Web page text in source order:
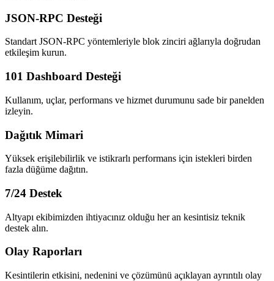
JSON-RPC Desteği
Standart JSON-RPC yöntemleriyle blok zinciri ağlarıyla doğrudan
etkileşim kurun.
101 Dashboard Desteği
Kullanım, uçlar, performans ve hizmet durumunu sade bir panelden
izleyin.
Dağıtık Mimari
Yüksek erişilebilirlik ve istikrarlı performans için istekleri birden
fazla düğüme dağıtın.
7/24 Destek
Altyapı ekibimizden ihtiyacınız olduğu her an kesintisiz teknik
destek alın.
Olay Raporları
Kesintilerin etkisini, nedenini ve çözümünü açıklayan ayrıntılı olay